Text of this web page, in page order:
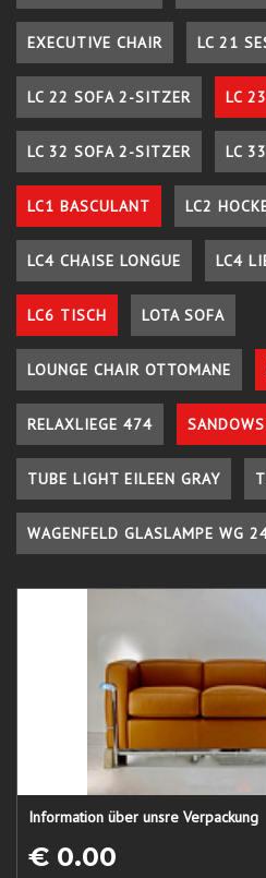
EXECUTIVE CHAIR LC 21
LC 22 SOFA 2-SITZER LC
LC 32 SOFA 2-SITZER LC
LC1 BASCULANT LC2
LC4 CHAISE LONGUE LC4
LC6 TISCH LOTA SOFA
LOUNGE CHAIR OTTOMANE
RELAXLIEGE 474
TUBE LIGHT EILEEN GRAY
WAGENFELD GLASLAMPE WG
Information über unsre Verpackung
€ 0.00